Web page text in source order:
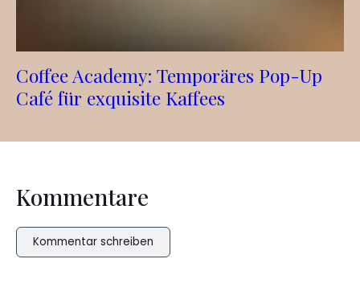
Coffee Academy: Temporäres Pop-Up
Café für exquisite Kaffees
Kommentare
Kommentar schreiben